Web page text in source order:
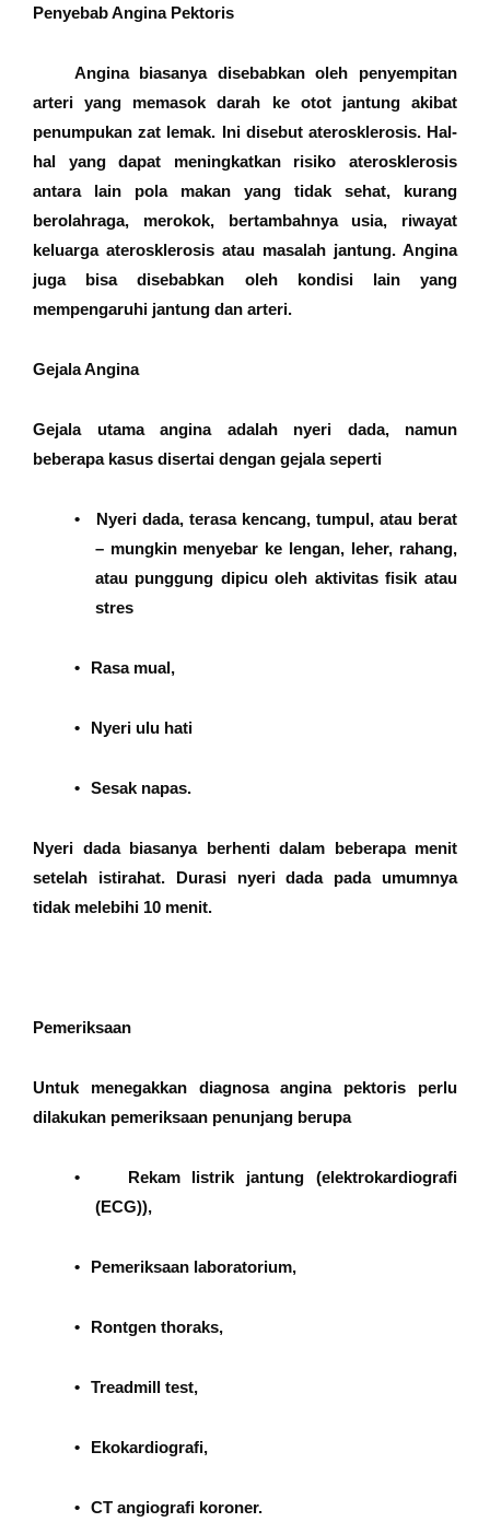
Penyebab Angina Pektoris
Angina biasanya disebabkan oleh penyempitan
arteri yang memasok darah ke otot jantung akibat
penumpukan zat lemak. Ini disebut aterosklerosis. Hal-
hal yang dapat meningkatkan risiko aterosklerosis
antara lain pola makan yang tidak sehat, kurang
berolahraga, merokok, bertambahnya usia, riwayat
keluarga aterosklerosis atau masalah jantung. Angina
juga bisa disebabkan oleh kondisi lain yang
mempengaruhi jantung dan arteri.
Gejala Angina
Gejala utama angina adalah nyeri dada, namun
beberapa kasus disertai dengan gejala seperti
•
Nyeri dada, terasa kencang, tumpul, atau berat
– mungkin menyebar ke lengan, leher, rahang,
atau punggung dipicu oleh aktivitas fisik atau
stres
• Rasa mual,
• Nyeri ulu hati
• Sesak napas.
Nyeri dada biasanya berhenti dalam beberapa menit
setelah istirahat. Durasi nyeri dada pada umumnya
tidak melebihi 10 menit.
Pemeriksaan
Untuk menegakkan diagnosa angina pektoris perlu
dilakukan pemeriksaan penunjang berupa
•
Rekam listrik jantung (elektrokardiografi
(ECG)),
• Pemeriksaan laboratorium,
• Rontgen thoraks,
• Treadmill test,
• Ekokardiografi,
• CT angiografi koroner.